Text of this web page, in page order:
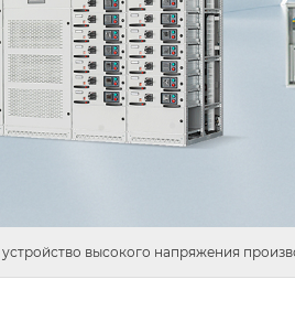
высокого напряжения